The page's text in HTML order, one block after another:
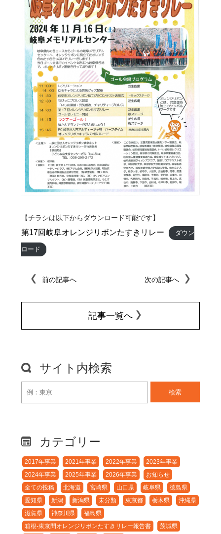
【チラシは以下からダウンロード可能です】
第17回岐阜オレンジリボンたすきリレー ダウン
ロード
前の記事へ 次の記事へ
記事一覧へ
サイト内検索
検索
カテゴリー
2017年事業 2021年事業 2022年事業
2023年事業
2024年事業
2025年事業 2026年事業
お知らせ
全ての投稿
北海道 宮崎県 山口県 岐阜県
徳島県
愛知県
新潟 新潟県 未分類 東京都 栃木県
沖縄県
滋賀県
神奈川県
福島県
箱根-東京間オレンジリボンたすきリレー報告書
茨城県